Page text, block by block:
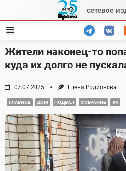
content
сетевое
Жители наконец-то
куда их долго не
07.07.2025 Елена Родионова
ГЛАВНОЕ ДОМ ПОДВАЛ СОБРАНИЕ УК